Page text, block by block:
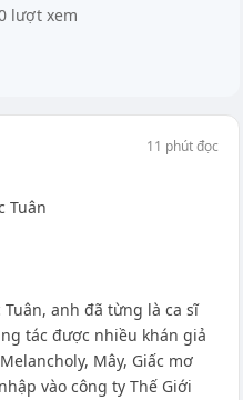
lượt xem
11 phút đọc
Tuân
anh đã từng là ca sĩ
tác được nhiều khán giả
Mây, Giấc mơ
vào công ty Thế Giới